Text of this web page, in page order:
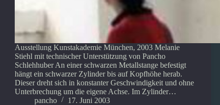
Ausstellung Kunstakademie München, 2003 Melanie
Stiehl mit technischer Unterstützung von Pancho
Schlehhuber An einer schwarzen Metallstange befestigt
hängt ein schwarzer Zylinder bis auf Kopfhöhe herab.
Dieser dreht sich in konstanter Geschwindigkeit und ohne
Unterbrechung um die eigene Achse. Im Zylinder…
pancho
17. Juni 2003